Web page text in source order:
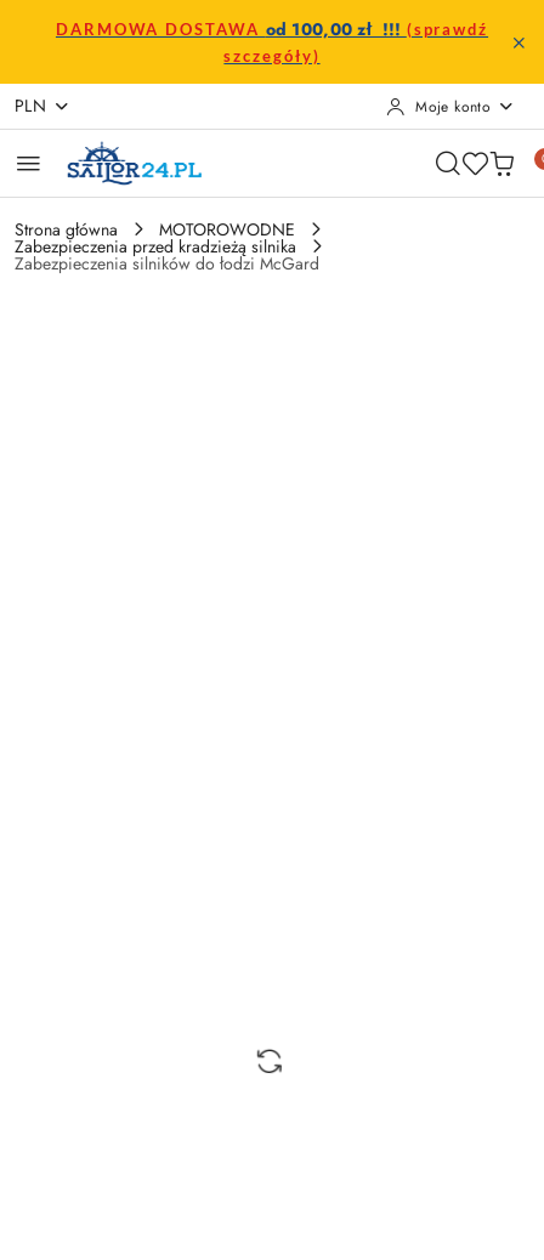
Przejdź do treści głównej
Przejdź do wyszukiwarki
Przejdź do moje konto
Przejdź do menu głównego
Przejdź do opisu produktu
Przejdź do stopki
DARMOWA DOSTAWA od 100,00 zł !!! (sprawdź
szczegóły)
PLN Moje konto
Strona główna MOTOROWODNE
Zabezpieczenia przed kradzieżą silnika
Zabezpieczenia silników do łodzi McGard